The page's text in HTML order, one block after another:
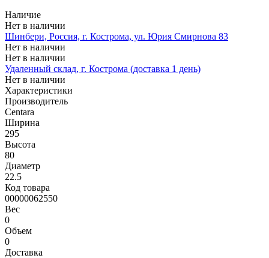
Наличие
Нет в наличии
Шинбери, Россия, г. Кострома, ул. Юрия Смирнова 83
Нет в наличии
Нет в наличии
Удаленный склад, г. Кострома (доставка 1 день)
Нет в наличии
Характеристики
Производитель
Centara
Ширина
295
Высота
80
Диаметр
22.5
Код товара
00000062550
Вес
0
Объем
0
Доставка